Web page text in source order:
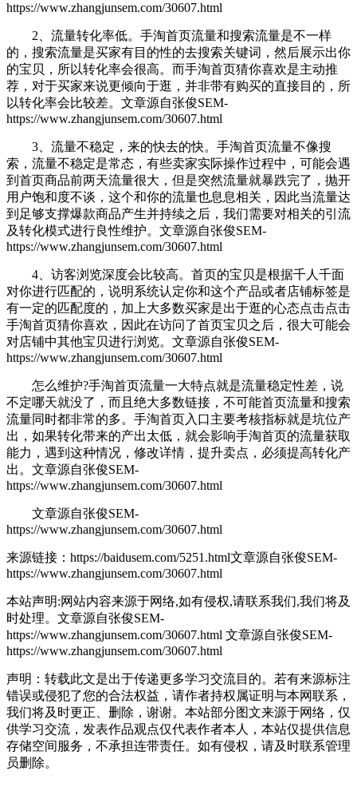
https://www.zhangjunsem.com/30607.html
2、流量转化率低。手淘首页流量和搜索流量是不一样
的，搜索流量是买家有目的性的去搜索关键词，然后展示出你
的宝贝，所以转化率会很高。而手淘首页猜你喜欢是主动推
荐，对于买家来说更倾向于逛，并非带有购买的直接目的，所
以转化率会比较差。 文章源自张俊SEM-
https://www.zhangjunsem.com/30607.html
3、流量不稳定，来的快去的快。手淘首页流量不像搜
索，流量不稳定是常态，有些卖家实际操作过程中，可能会遇
到首页商品前两天流量很大，但是突然流量就暴跌完了，抛开
用户饱和度不谈，这个和你的流量也息息相关，因此当流量达
到足够支撑爆款商品产生并持续之后，我们需要对相关的引流
及转化模式进行良性维护。 文章源自张俊SEM-
https://www.zhangjunsem.com/30607.html
4、访客浏览深度会比较高。首页的宝贝是根据千人千面
对你进行匹配的，说明系统认定你和这个产品或者店铺标签是
有一定的匹配度的，加上大多数买家是出于逛的心态点击点击
手淘首页猜你喜欢，因此在访问了首页宝贝之后，很大可能会
对店铺中其他宝贝进行浏览。 文章源自张俊SEM-
https://www.zhangjunsem.com/30607.html
怎么维护?手淘首页流量一大特点就是流量稳定性差，说
不定哪天就没了，而且绝大多数链接，不可能首页流量和搜索
流量同时都非常的多。手淘首页入口主要考核指标就是坑位产
出，如果转化带来的产出太低，就会影响手淘首页的流量获取
能力，遇到这种情况，修改详情，提升卖点，必须提高转化产
出。 文章源自张俊SEM-
https://www.zhangjunsem.com/30607.html
文章源自张俊SEM-
https://www.zhangjunsem.com/30607.html
来源链接：https://baidusem.com/5251.html文章源自张俊SEM-
https://www.zhangjunsem.com/30607.html
本站声明:网站内容来源于网络,如有侵权,请联系我们,我们将及
时处理。 文章源自张俊SEM-
https://www.zhangjunsem.com/30607.html 文章源自张俊SEM-
https://www.zhangjunsem.com/30607.html
声明：转载此文是出于传递更多学习交流目的。若有来源标注
错误或侵犯了您的合法权益，请作者持权属证明与本网联系，
我们将及时更正、删除，谢谢。本站部分图文来源于网络，仅
供学习交流，发表作品观点仅代表作者本人，本站仅提供信息
存储空间服务，不承担连带责任。如有侵权，请及时联系管理
员删除。